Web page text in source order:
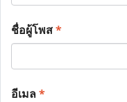
ชื่อผู้โพส*
อีเมล*